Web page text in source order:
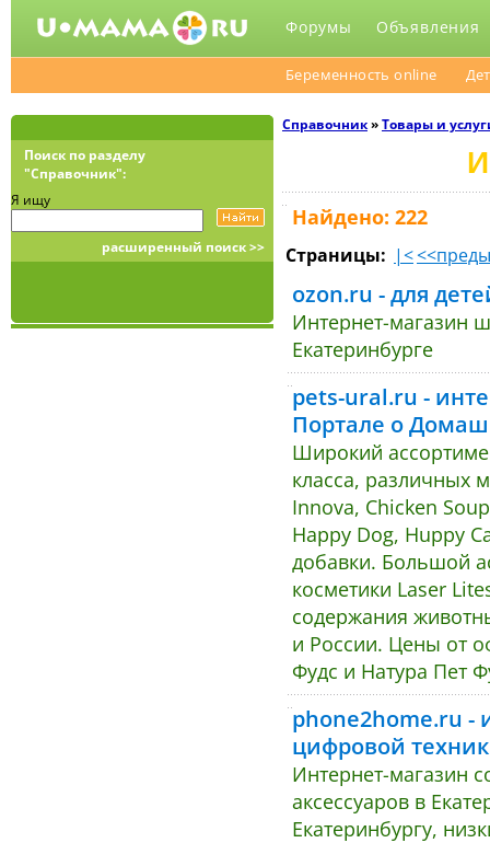
Форумы Объявления
Беременность online
Поиск по разделу
"Справочник":
Я ищу
расширенный поиск >>
Справочник»Товары и
Найдено: 222
Страницы: |<
ozon.ru - для
Интернет-магазин
Екатеринбурге
pets-ural.ru -
Портале о
Широкий
класса, различных
Innova, Chicken
Happy Dog, Huppy
добавки. Большой
косметики Laser
содержания
и России. Цены от
Фудс и Натура Пет
phone2home.ru -
цифровой
Интернет-магазин
аксессуаров в
Екатеринбургу,